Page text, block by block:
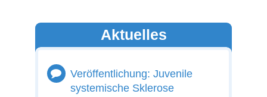
Aktuelles
Veröffentlichung: Juvenile
systemische Sklerose